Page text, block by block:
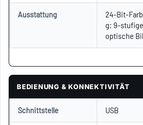
Ausstattung
24-Bit-
g; 9-
optische
BEDIENUNG & KONNEKTIVITÄT
Schnittstelle USB